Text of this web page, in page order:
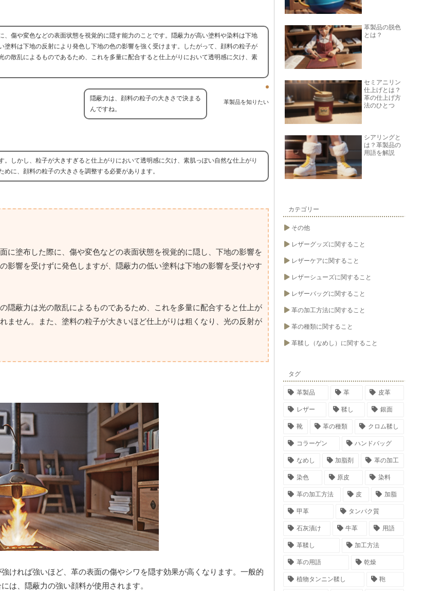
傷や変色などの表面状態を視覚的に隠す能力のことです。隠蔽力が高い塗料や染料は下地
料は下地の反射により発色し下地の色の影響を強く受けます。したがって、顔料の粒子が
散乱によるものであるため、これを多量に配合すると仕上がりにおいて透明感に欠け、素
革製品を知りたい
隠蔽力は、顔料の粒子の大きさで決まる
んですね。
しかし、粒子が大きすぎると仕上がりにおいて透明感に欠け、素肌っぽい自然な仕上がり
に、顔料の粒子の大きさを調整する必要があります。
に塗布した際に、傷や変色などの表面状態を視覚的に隠し、下地の影響を
影響を受けずに発色しますが、隠蔽力の低い塗料は下地の影響を受けやす
隠蔽力は光の散乱によるものであるため、これを多量に配合すると仕上が
ません。また、塗料の粒子が大きいほど仕上がりは粗くなり、光の反射が
ければ強いほど、革の表面の傷やシワを隠す効果が高くなります。一般的
は、隠蔽力の強い顔料が使用されます。
革製品の脱色
とは？
セミアニリン
仕上げとは？
革の仕上げ方
法のひとつ
シアリングと
は？革製品の
用語を解説
カテゴリー
その他
レザーグッズに関すること
レザーケアに関すること
レザーシューズに関すること
レザーバッグに関すること
革の加工方法に関すること
革の種類に関すること
革鞣し（なめし）に関すること
タグ
革製品 革 皮革
レザー 鞣し 銀面
靴 革の種類 クロム鞣し
コラーゲン ハンドバッグ
なめし 加脂剤 革の加工
染色 原皮 染料
革の加工方法 皮 加脂
甲革 タンパク質
石灰漬け 牛革 用語
革鞣し 加工方法
革の用語 乾燥
植物タンニン鞣し 鞄